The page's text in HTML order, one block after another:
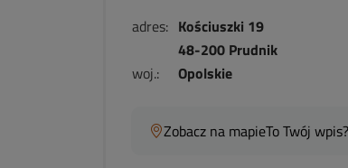
adres: Kościuszki 19
48-200 Prudnik
woj.:
Opolskie
Zobacz na mapieTo Twój